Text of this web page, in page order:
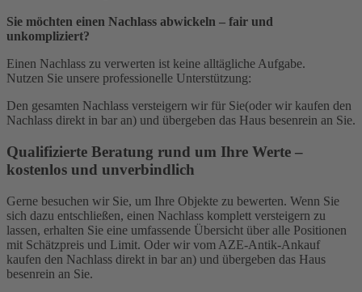
Sie möchten einen Nachlass abwickeln – fair und
unkompliziert?
Einen Nachlass zu verwerten ist keine alltägliche Aufgabe.
Nutzen Sie unsere professionelle Unterstützung:
Den gesamten Nachlass versteigern wir für Sie(oder wir kaufen den
Nachlass direkt in bar an) und übergeben das Haus besenrein an Sie.
Qualifizierte Beratung rund um Ihre Werte –
kostenlos und unverbindlich
Gerne besuchen wir Sie, um Ihre Objekte zu bewerten. Wenn Sie
sich dazu entschließen, einen Nachlass komplett versteigern zu
lassen, erhalten Sie eine umfassende Übersicht über alle Positionen
mit Schätzpreis und Limit. Oder wir vom AZE-Antik-Ankauf
kaufen den Nachlass direkt in bar an) und übergeben das Haus
besenrein an Sie.